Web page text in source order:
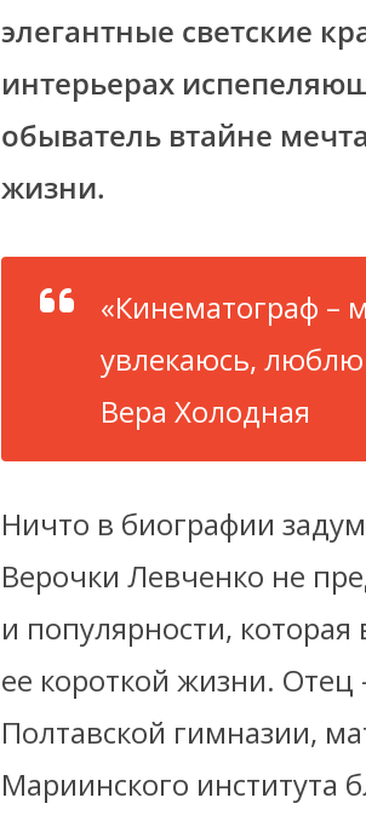
элегантные светские
интерьерах
обыватель втайне
жизни.
«Кинематограф –
увлекаюсь,
Вера Холодная
Ничто в биографии
Верочки Левченко не
и популярности,
ее короткой жизни. Отец
Полтавской гимназии,
Мариинского института